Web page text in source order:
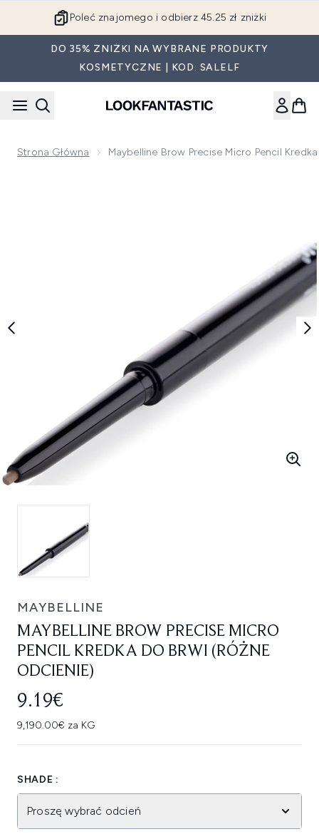
Poleć znajomego i odbierz 45.25 zł zniżki
DO 35% ZNIŻKI NA WYBRANE PRODUKTY
KOSMETYCZNE | KOD: SALELF
Strona Główna Maybelline Brow Precise Micro Pencil
MAYBELLINE
MAYBELLINE BROW PRECISE MICRO
PENCIL KREDKA DO BRWI (RÓŻNE
ODCIENIE)
9.19€
9,190.00€ za KG
SHADE :
Proszę wybrać odcień